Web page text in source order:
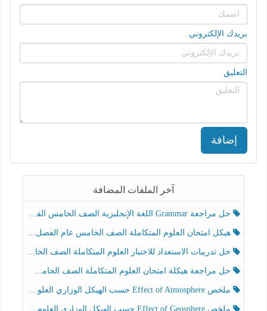
بريدك الإلكتروني
التعليق
إضافة
آخر الملفات المضافة
حل مراجعة Grammar اللغة الإنجليزية الصف الخامس الفصل الثالث
هيكل امتحان العلوم المتكاملة الصف الخامس عام الفصل الدراسي الثالث 2025-2026
حل تدريبات الاستعداد للاختبار العلوم المتكاملة الصف الخامس عام الفصل الثالث
حل مراجعة هيكلة امتحان العلوم المتكاملة الصف الخامس انسبير الفصل الثالث
ملخص Effect of Atmosphere حسب الهيكل الوزاري العلوم المتكاملة الصف الخامس انسبير الفصل الثالث
ملخص Effect of Geosphere حسب الهيكل الوزاري العلوم المتكاملة الصف الخامس انسبير الفصل الثالث